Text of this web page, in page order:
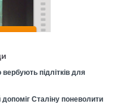
підлітків для
Сталіну поневолити